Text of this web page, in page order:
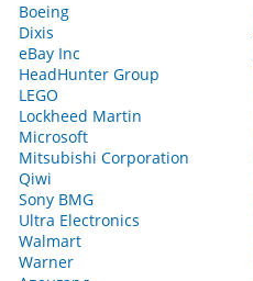
Boeing
Dixis
eBay Inc
HeadHunter Group
LEGO
Lockheed Martin
Microsoft
Mitsubishi Corporation
Qiwi
Sony BMG
Ultra Electronics
Walmart
Warner